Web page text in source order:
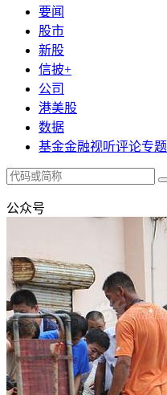
要闻
股市
新股
信披+
公司
港美股
数据
基金金融视听评论专题
公众号